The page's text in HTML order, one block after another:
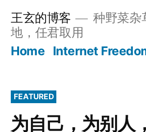
Skip
content
王玄的博客
种野菜杂
地，任君取用
Home Internet
FEATURED
为自己，为别人